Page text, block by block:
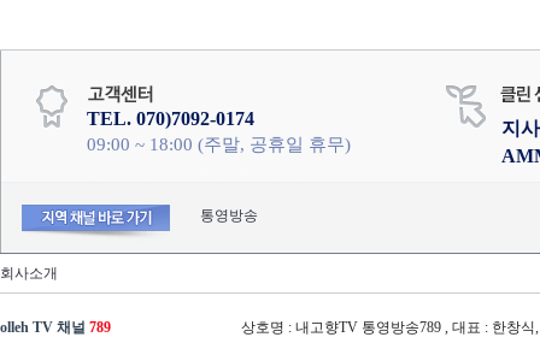
TEL. 070)7092-0174
09:00 ~ 18:00 (주말, 공휴일 휴무)
지
통영방송
회사소개
olleh TV 채널 789
상호명 : 내고향TV 통영방송789 , 대표 : 한창식